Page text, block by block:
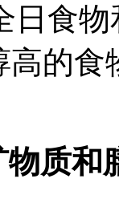
日食
高的
质和